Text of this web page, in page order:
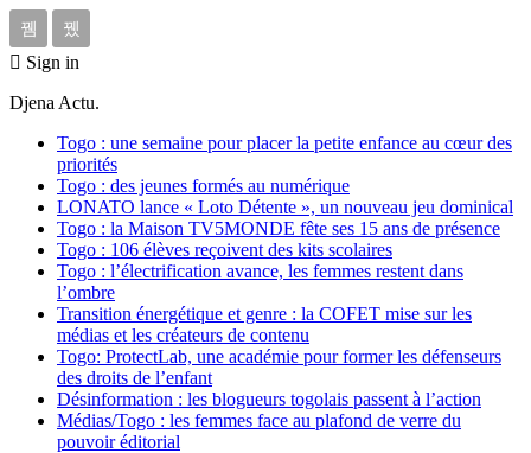
Sign in
Djena Actu.
Togo : une semaine pour placer la petite enfance au cœur des
priorités
Togo : des jeunes formés au numérique
LONATO lance « Loto Détente », un nouveau jeu dominical
Togo : la Maison TV5MONDE fête ses 15 ans de présence
Togo : 106 élèves reçoivent des kits scolaires
Togo : l’électrification avance, les femmes restent dans
l’ombre
Transition énergétique et genre : la COFET mise sur les
médias et les créateurs de contenu
Togo: ProtectLab, une académie pour former les défenseurs
des droits de l’enfant
Désinformation : les blogueurs togolais passent à l’action
Médias/Togo : les femmes face au plafond de verre du
pouvoir éditorial